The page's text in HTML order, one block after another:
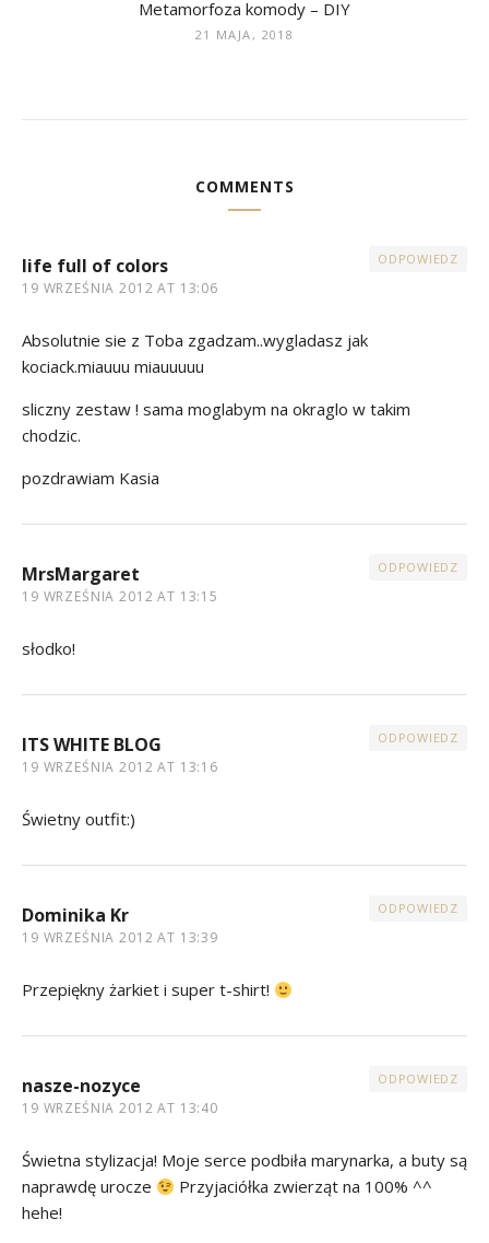
Metamorfoza komody – DIY
21 MAJA, 2018
COMMENTS
life full of colors
19 WRZEŚNIA 2012 AT 13:06
ODPOWIEDZ
Absolutnie sie z Toba zgadzam..wygladasz jak
kociack.miauuu miauuuuu
sliczny zestaw ! sama moglabym na okraglo w takim
chodzic.
pozdrawiam Kasia
MrsMargaret
19 WRZEŚNIA 2012 AT 13:15
ODPOWIEDZ
słodko!
ITS WHITE BLOG
19 WRZEŚNIA 2012 AT 13:16
ODPOWIEDZ
Świetny outfit:)
Dominika Kr
19 WRZEŚNIA 2012 AT 13:39
ODPOWIEDZ
Przepiękny żarkiet i super t-shirt!
nasze-nozyce
19 WRZEŚNIA 2012 AT 13:40
ODPOWIEDZ
Świetna stylizacja! Moje serce podbiła marynarka, a buty są
naprawdę urocze
Przyjaciółka zwierząt na 100% ^^
hehe!